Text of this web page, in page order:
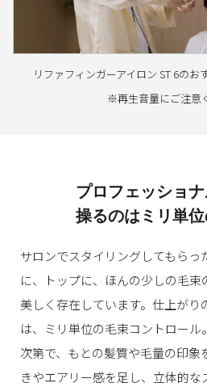
リファフィンガーアイロン ST 6の
※再生音量にご注意
プロフェッショ
操るのはミリ単位
サロンでスタイリングしてもらっ
に、トップに、ほんの少しの毛
美しく存在しています。 仕上がり
は、ミリ単位の毛束コントロール。
次第で、もとの髪質や毛量の印象
きやエアリー感を足し、立体的な